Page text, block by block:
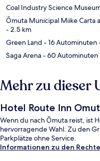
Coal Industry Science
Ōmuta Municipal Miike Carta
- 2.5 km
Green Land - 16 Autominuten
Saga Arena- 60 Autominuten
Mehr zu dieser
Hotel Route Inn
Wenn du nach Ōmuta reist, ist
hervorragende Wahl. Zu den
Parkplätze ohne Service.
Informationen zu den